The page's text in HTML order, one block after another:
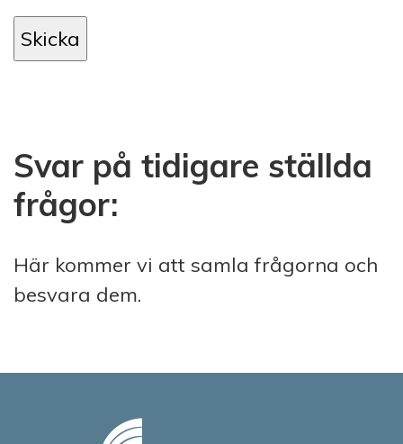
Svar på tidigare ställda
frågor:
Här kommer vi att samla frågorna och
besvara dem.